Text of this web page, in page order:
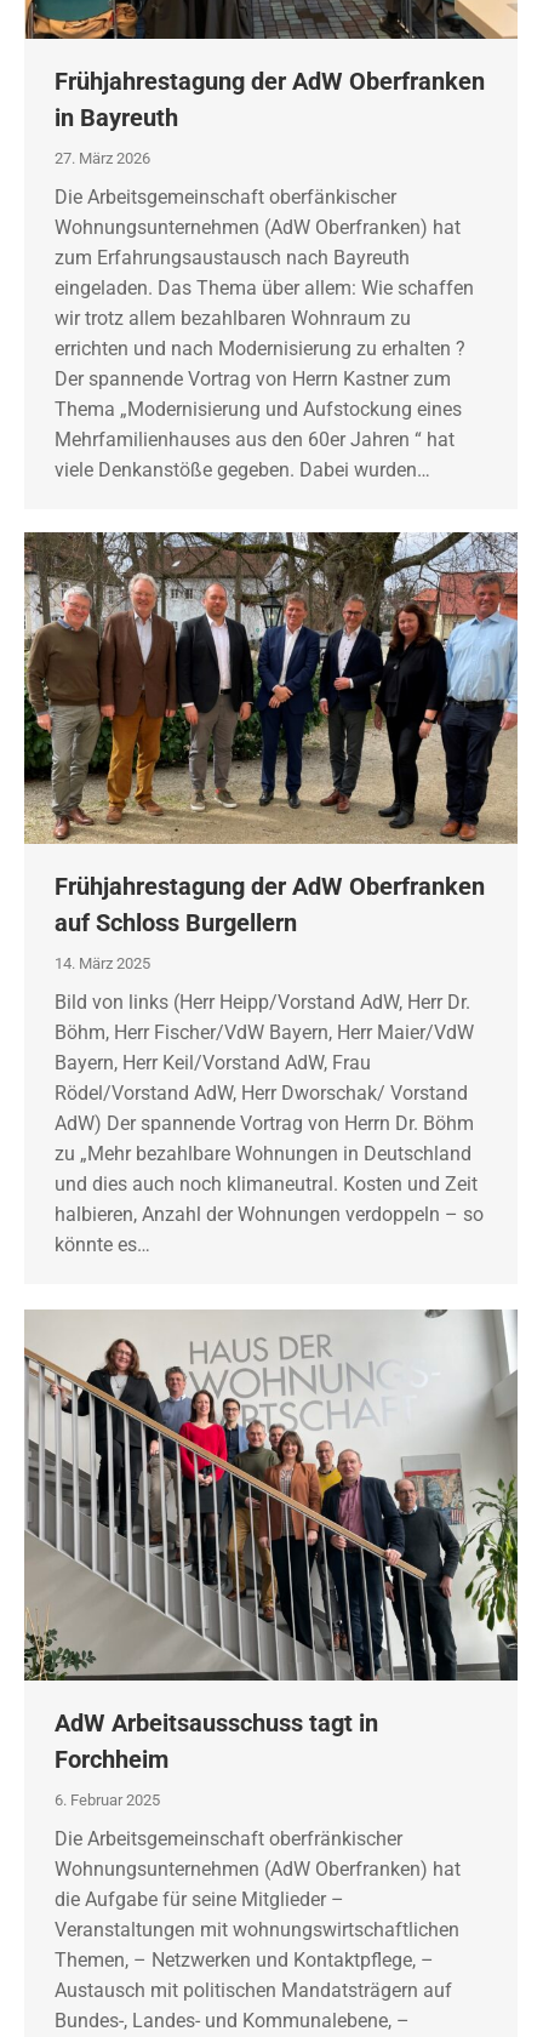
Frühjahrestagung der AdW Oberfranken
in Bayreuth
27. März 2026
Die Arbeitsgemeinschaft oberfänkischer
Wohnungsunternehmen (AdW Oberfranken) hat
zum Erfahrungsaustausch nach Bayreuth
eingeladen. Das Thema über allem: Wie schaffen
wir trotz allem bezahlbaren Wohnraum zu
errichten und nach Modernisierung zu erhalten ?
Der spannende Vortrag von Herrn Kastner zum
Thema „Modernisierung und Aufstockung eines
Mehrfamilienhauses aus den 60er Jahren “ hat
viele Denkanstöße gegeben. Dabei wurden…
Frühjahrestagung der AdW Oberfranken
auf Schloss Burgellern
14. März 2025
Bild von links (Herr Heipp/Vorstand AdW, Herr Dr.
Böhm, Herr Fischer/VdW Bayern, Herr Maier/VdW
Bayern, Herr Keil/Vorstand AdW, Frau
Rödel/Vorstand AdW, Herr Dworschak/ Vorstand
AdW) Der spannende Vortrag von Herrn Dr. Böhm
zu „Mehr bezahlbare Wohnungen in Deutschland
und dies auch noch klimaneutral. Kosten und Zeit
halbieren, Anzahl der Wohnungen verdoppeln – so
könnte es…
AdW Arbeitsausschuss tagt in
Forchheim
6. Februar 2025
Die Arbeitsgemeinschaft oberfränkischer
Wohnungsunternehmen (AdW Oberfranken) hat
die Aufgabe für seine Mitglieder –
Veranstaltungen mit wohnungswirtschaftlichen
Themen, – Netzwerken und Kontaktpflege, –
Austausch mit politischen Mandatsträgern auf
Bundes-, Landes- und Kommunalebene, –